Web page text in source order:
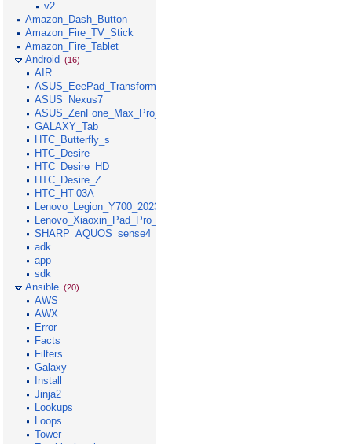
v2
Amazon_Dash_Button
Amazon_Fire_TV_Stick
Amazon_Fire_Tablet
Android (16)
AIR
ASUS_EeePad_Transformer
ASUS_Nexus7
ASUS_ZenFone_Max_Pro_M1
GALAXY_Tab
HTC_Butterfly_s
HTC_Desire
HTC_Desire_HD
HTC_Desire_Z
HTC_HT-03A
Lenovo_Legion_Y700_2023
Lenovo_Xiaoxin_Pad_Pro_GT_2025
SHARP_AQUOS_sense4_lite
adk
app
sdk
Ansible (20)
AWS
AWX
Error
Facts
Filters
Galaxy
Install
Jinja2
Lookups
Loops
Tower